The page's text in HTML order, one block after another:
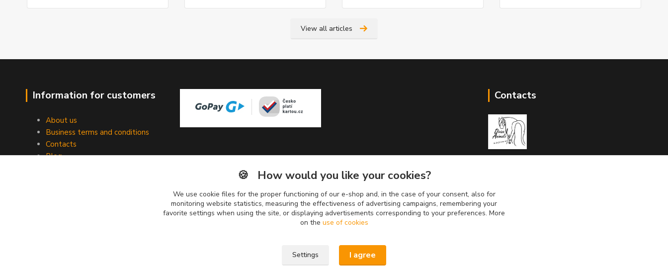
View all articles
Information for customers
About us
Business terms and conditions
Contacts
Blog
Contacts
🍪 How would you like your cookies?
We use cookie files for the proper functioning of our e-shop and, in the case of your consent, also for
monitoring website statistics, measuring the effectiveness of advertising campaigns, remembering your
favorite settings when using the site, or displaying advertisements corresponding to your preferences. More
on the use of cookies
Settings I agree